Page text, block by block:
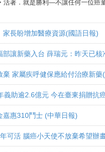
著．就是勝利—不讓任何一位癌
長盼增加醫療資源(國語日報)
讓新藥入台 薛瑞元：昨天已
家屬疾呼健保應給付治療新藥
義助逾2.6億元 今在臺東捐贈抗
惠310鬥士 (中華日報)
可活 腦癌小天使不放棄希望辦